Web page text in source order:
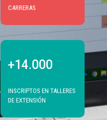
CARRERAS
+14.000
INSCRIPTOS EN TALLERES
DE EXTENSIÓN